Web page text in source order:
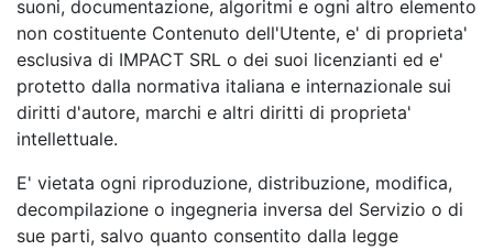
suoni, documentazione, algoritmi e ogni altro elemento
non costituente Contenuto dell'Utente, e' di proprieta'
esclusiva di IMPACT SRL o dei suoi licenzianti ed e'
protetto dalla normativa italiana e internazionale sui
diritti d'autore, marchi e altri diritti di proprieta'
intellettuale.
E' vietata ogni riproduzione, distribuzione, modifica,
decompilazione o ingegneria inversa del Servizio o di
sue parti, salvo quanto consentito dalla legge